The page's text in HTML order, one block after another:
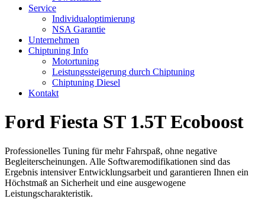
Service
Individualoptimierung
NSA Garantie
Unternehmen
Chiptuning Info
Motortuning
Leistungssteigerung durch Chiptuning
Chiptuning Diesel
Kontakt
Ford Fiesta ST 1.5T Ecoboost
Professionelles Tuning für mehr Fahrspaß, ohne negative
Begleiterscheinungen. Alle Softwaremodifikationen sind das
Ergebnis intensiver Entwicklungsarbeit und garantieren Ihnen ein
Höchstmaß an Sicherheit und eine ausgewogene
Leistungscharakteristik.